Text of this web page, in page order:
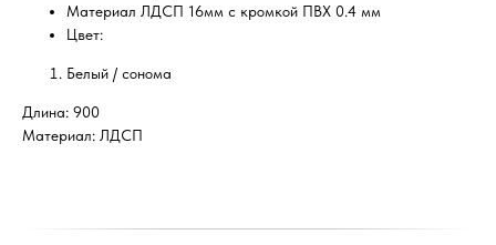
Материал ЛДСП 16мм с кромкой ПВХ 0.4 мм
Цвет:
Белый / сонома
Длина: 900
Материал: ЛДСП